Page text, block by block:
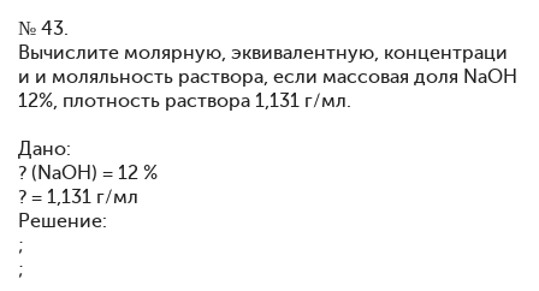
№ 43.
Вычислите молярную, эквивалентную, концентраци
и и моляльность раствора, если массовая доля NaOH
12%, плотность раствора 1,131 г/мл.
Дано:
? (NaOH) = 12 %
? = 1,131 г/мл
Решение:
;
;